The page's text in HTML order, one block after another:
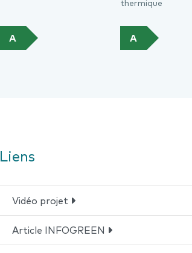
A
thermique
A
Liens
Vidéo projet
Article INFOGREEN